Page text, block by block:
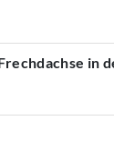
in